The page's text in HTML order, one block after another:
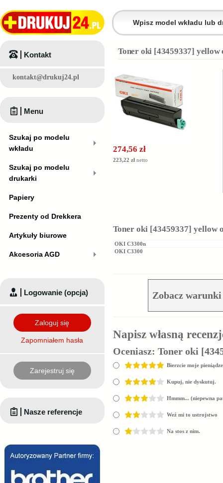
Toner oki [43459337]
274,56 zł
223,22 zł netto
Toner oki [43459337]
OKI C3300n
OKI C3300
Zobacz
Napisz własną
Oceniasz: Toner oki
Bierzcie moje
Kupuj, nie dyskutuj.
Hmmm... (niepewna
Weź mi to ustrojstwo
Na stos z nim.
Kontakt
kontakt@drukuj24.pl
Menu
Szukaj po modelu
wkładu
Szukaj po modelu
drukarki
Papiery
Prezenty od Drekkera
Artykuły biurowe
Akcesoria AGD
Logowanie (opcja)
Zaloguj się
Zapomniałem hasła
Zarejestruj się
Nasze referencje